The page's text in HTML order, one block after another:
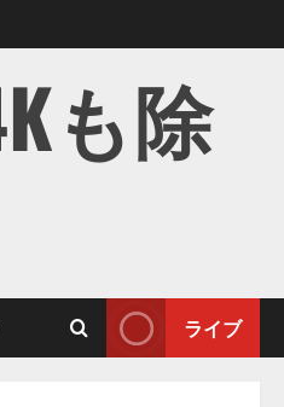
も除
ライブ